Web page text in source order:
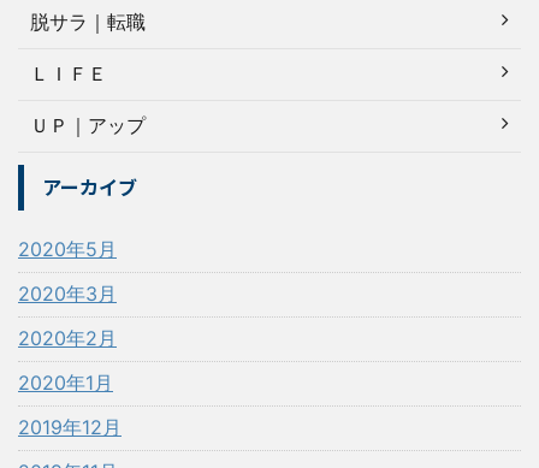
脱サラ｜転職
ＬＩＦＥ
ＵＰ｜アップ
アーカイブ
2020年5月
2020年3月
2020年2月
2020年1月
2019年12月